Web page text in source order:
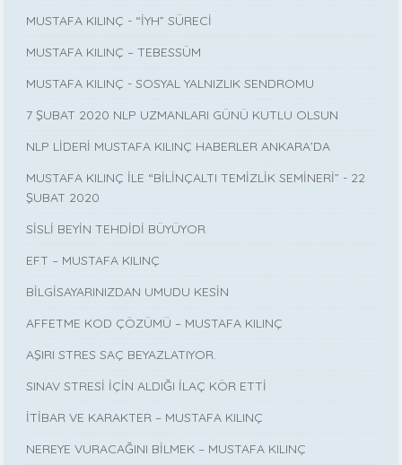
MUSTAFA KILINÇ - “İYH” SÜRECİ
MUSTAFA KILINÇ – TEBESSÜM
MUSTAFA KILINÇ - SOSYAL YALNIZLIK SENDROMU
7 ŞUBAT 2020 NLP UZMANLARI GÜNÜ KUTLU OLSUN
NLP LİDERİ MUSTAFA KILINÇ HABERLER ANKARA’DA
MUSTAFA KILINÇ İLE “BİLİNÇALTI TEMİZLİK SEMİNERİ” - 22
ŞUBAT 2020
SİSLİ BEYİN TEHDİDİ BÜYÜYOR
EFT – MUSTAFA KILINÇ
BİLGİSAYARINIZDAN UMUDU KESİN
AFFETME KOD ÇÖZÜMÜ – MUSTAFA KILINÇ
AŞIRI STRES SAÇ BEYAZLATIYOR.
SINAV STRESİ İÇİN ALDIĞI İLAÇ KÖR ETTİ
İTİBAR VE KARAKTER – MUSTAFA KILINÇ
NEREYE VURACAĞINI BİLMEK – MUSTAFA KILINÇ